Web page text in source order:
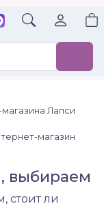
Лапси
магазин
выбираем
стоит ли